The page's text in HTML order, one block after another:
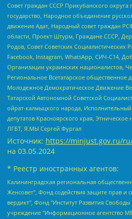
Совет граждан СССР Прикубанского округа
государство, Народное объединение
движение Адат, Народный совет граждан
области, Проект Штурм, Граждане СССР,
Родов, Совет Советских Социалистических
Facebook, Instagram, WhatsApp, СИЧ-С14,
Организации украинских националистов,
Региональное Всетатарское общественное
Молодежное Демократическое Движение
Татарской Автономной Советской
ойрат-калмыцкого народа,
депутатов Красноярского края,
ЛГБТ, Я.МЫ Сергей Фургал
Источник: https://minjust.gov.ru/
на 03.05.2024
* Реестр иностранных агентов:
Калининградская региональная общественная организация "Экозащита!-Женсовет", Фонд содействия защите прав и свобод граждан "Общественный вердикт", Фонд "Институт Развития Свободы Информации", Частное учреждение "Информационное агентство МЕМО. РУ", Региональная общественная организация "Общественная комиссия по сохранению наследия академика Сахарова", Фонд поддержки свободы прессы, Санкт-Петербургская общественная правозащитная организация "Гражданский контроль", Межрегиональная общественная организация "Информационно-просветительский центр "Мемориал", Региональный Фонд "Центр Защиты Прав Средств Массовой Информации", с 05.12.2023 Фонд "Центр Защиты Прав Средств массовой информации", Региональная общественная благотворительная организация помощи беженцам и мигрантам "Гражданское содействие", Негосударственное образовательное учреждение дополнительного профессионального образования (повышение квалификации) специалистов "АКАДЕМИЯ ПО ПРАВАМ ЧЕЛОВЕКА", Свердловская региональная общественная организация "Сутяжник", Автономная некоммерческая организация "Центр независимых социологических исследований", Союз общественных объединений "Российский исследовательский центр по правам человека", Региональное общественное учреждение научно-информационный центр "МЕМОРИАЛ", Некоммерческая организация "Фонд защиты гласности", Автономная некоммерческая организация "Институт прав человека", Городская общественная организация "Екатеринбургское общество "МЕМОРИАЛ", Городская общественная организация "Рязанское историко-просветительское и правозащитное общество "Мемориал" (Рязанский Мемориал), Челябинский региональный орган общественной самодеятельности – женское общественное объединение "Женщины Евразии", Челябинский региональный орган общественной самодеятельности "Уральская правозащитная группа", Фонд содействия защите здоровья и социальной справедливости имени Андрея Рылькова, Автономная Некоммерческая Организация "Аналитический Центр Юрия Левады", Автономная некоммерческая организация социальной поддержки населения "Проект Апрель", Региональная общественная организация помощи женщинам и детям, находящимся в кризисной ситуации "Информационно-методический центр "Анна", Фонд содействия развитию массовых коммуникаций и правовому просвещению "Так-так-Так", Фонд содействия устойчивому развитию "Серебряная тайга", Свердловский региональный общественный фонд социальных проектов "Новое время", "Idel.Реалии", Кавказ.Реалии, Крым.Реалии, Телеканал Настоящее Время, Татаро-башкирская служба Радио Свобода (Azatliq Radiosi), Радио Свободная Европа/Радио Свобода (PCE/PC), "Сибирь.Реалии", "Фактограф", Благотворительный фонд помощи осужденным и их семьям, Автономная некоммерческая организация "Институт глобализации и социальных движений", Фонд "В защиту прав заключенных", Частное учреждение "Центр поддержки и содействия развитию средств массовой информации", Пензенский региональный общественный благотворительный фонд "Гражданский союз", "Север.Реалии", Некоммерческая организация Фонд "Правовая инициатива", Общество с ограниченной ответственностью "Радио Свободная Европа/Радио Свобода", Чешское информационное агентство "MEDIUM-ORIENT", Красноярская региональная общественная организация "Мы против СПИДа", Камалягин Денис Николаевич, Маркелов Сергей Евгеньевич, Пономарев Лев Александрович, Савицкая Людмила Алексеевна, Автономная некоммерческая организация "Центр по работе с проблемой насилия "НАСИЛИЮ.НЕТ", Межрегиональный профессиональный союз работников здравоохранения "Альянс врачей", Юридическое лицо, зарегистрированное в Латвийской Республике, SIA "Medusa Project" (регистрационный номер 40103797863, дата регистрации 10.06.2014), Некоммерческая организация "Фонд по борьбе с коррупцией", Автономная некоммерческая организация "Институт права и публичной политики", Баданин Роман Сергеевич, Гликин Максим Александрович, Железнова Мария Михайловна, Лукьянова Юлия Сергеевна, Маетная Елизавета Витальевна, Маняхин Петр Борисович, Чуракова Ольга Владимировна, Ярош Юлия Петровна, Юридическое лицо "The Insider SIA", зарегистрированное в Риге, Латвийская Республика (дата регистрации 26.06.2015), являющееся администратором доменного имени интернет-издания "The Insider SIA", https://theins.ru, Постернак Алексей Евгеньевич, Рубин Михаил Аркадьевич, Анин Роман Александрович, Юридическое лицо Istories fonds, зарегистрированное в Латвийской Республике (регистрационный номер 50008295751, дата регистрации 24.02.2020), Великовский Дмитрий Александрович, Долинина Ирина Николаевна, Мароховская Алеся Алексеевна, Шлейнов Роман Юрьевич, Шмагун Олеся Валентиновна, Общество с ограниченной ответственностью "Альтаир 2021", Общество с ограниченной ответственностью "Вега 2021", Общество с ограниченной ответственностью "Главный редактор 2021", Общество с ограниченной ответственностью "Ромашки монолит", Важенков Артем Валерьевич, Ивановская областная общественная организация "Центр гендерных исследований", Гурман Юрий Альбертович, Медиапроект "ОВД-Инфо", Егоров Владимир Владимирович, Жилинский Владимир Александрович, Общество с ограниченной ответственностью "ЗП", Иванова София Юрьевна, Карезина Инна Павловна, Кильтау Екатерина Викторовна, Петров Алексей Викторович, Пискунов Сергей Евгеньевич, Смирнов Сергей Сергеевич, Тихонов Михаил Сергеевич, Общество с ограниченной ответственностью "ЖУРНАЛИСТ-ИНОСТРАННЫЙ АГЕНТ", Арапова Галина Юрьевна, Вольтская Татьяна Анатольевна, Американская компания "Mason G.E.S. Anonymous Foundation" (США), являющаяся владельцем интернет-издания https://mnews.world/, Компания "Stichting Bellingcat", зарегистрированная в Нидерландах (дата регистрации 11.07.2018), Захаров Андрей Вячеславович, Клепиковская Екатерина Дмитриевна, Общество с ограниченной ответственностью "МЕМО", Перл Роман Александрович, Симонов Евгений Алексеевич, Соловьева Елена Анатольевна, Сотников Даниил Владимирович, Сурначева Елизавета Дмитриевна, Автономная некоммерческая организация по защите прав человека и